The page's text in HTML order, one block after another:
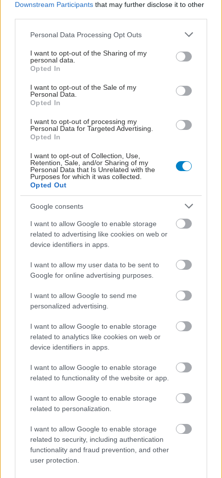
Downstream Participants that may further disclose it to other
Please note that this website/app uses one or more Google
not limited to your visit or usage behaviour. You may click to
grant or deny consent to Google and its third-party tags to
use your data for below specified purposes in below Google
consent section.
Personal Data Processing Opt Outs
I want to opt-out of the Sharing of my
personal data.
Opted In
I want to opt-out of the Sale of my
Personal Data.
Opted In
I want to opt-out of processing my
Personal Data for Targeted Advertising.
Opted In
I want to opt-out of Collection, Use,
Retention, Sale, and/or Sharing of my
Personal Data that Is Unrelated with the
Purposes for which it was collected.
Opted Out
Google consents
I want to allow Google to enable storage
related to advertising like cookies on web or
device identifiers in apps.
I want to allow my user data to be sent to
Google for online advertising purposes.
I want to allow Google to send me
personalized advertising.
I want to allow Google to enable storage
related to analytics like cookies on web or
device identifiers in apps.
I want to allow Google to enable storage
related to functionality of the website or app.
I want to allow Google to enable storage
related to personalization.
I want to allow Google to enable storage
related to security, including authentication
functionality and fraud prevention, and other
user protection.
Προσθήκη Σχολίου